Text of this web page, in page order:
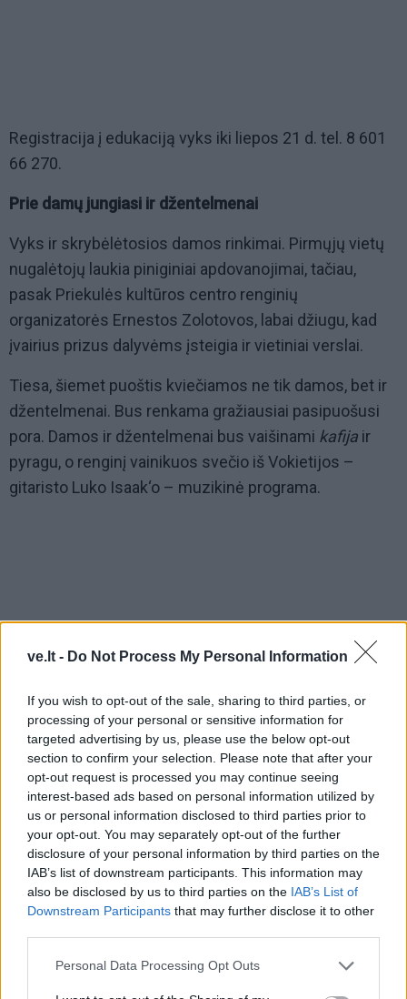
ve.lt - Do Not Process My Personal Information
If you wish to opt-out of the sale, sharing to third parties, or
processing of your personal or sensitive information for
targeted advertising by us, please use the below opt-out
section to confirm your selection. Please note that after your
opt-out request is processed you may continue seeing
interest-based ads based on personal information utilized by
us or personal information disclosed to third parties prior to
your opt-out. You may separately opt-out of the further
disclosure of your personal information by third parties on the
IAB’s list of downstream participants. This information may
also be disclosed by us to third parties on the IAB’s List of
Downstream Participants that may further disclose it to other
Personal Data Processing Opt Outs
Registracija į edukaciją vyks iki liepos 21 d. tel. 8 601
66 270.
Prie damų jungiasi ir džentelmenai
Vyks ir skrybėlėtosios damos rinkimai. Pirmųjų vietų
nugalėtojų laukia piniginiai apdovanojimai, tačiau,
pasak Priekulės kultūros centro renginių
organizatorės Ernestos Zolotovos, labai džiugu, kad
įvairius prizus dalyvėms įsteigia ir vietiniai verslai.
Tiesa, šiemet puoštis kviečiamos ne tik damos, bet ir
džentelmenai. Bus renkama gražiausiai pasipuošusi
pora. Damos ir džentelmenai bus vaišinami kafija ir
pyragu, o renginį vainikuos svečio iš Vokietijos –
gitaristo Luko Isaak‘o – muzikinė programa.
Muzikos garsai Vingio parke skambės ir vakare.
Šventės dalyviams koncertuos Egidijus Sipavičius,
Leon Somov & Dileta, „Antikvariniai Kašpirovskio
dantys“, o prie Dj pulto stos jaunimui gerai žinomas
Grizz Laimonas.
Laukiamiausias renginys – žirgų konkūrai
Tradiciškai, Vingio parke jau 28 kartą bus surengtas ir